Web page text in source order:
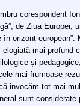
corespondent
de Ziua Europei,
orizont
mai profund
și
mai frumoase
invocăm tot mai
sunt